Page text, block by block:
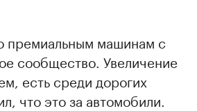
премиальным машинам с
сообщество. Увеличение
есть среди дорогих
что это за автомобили.